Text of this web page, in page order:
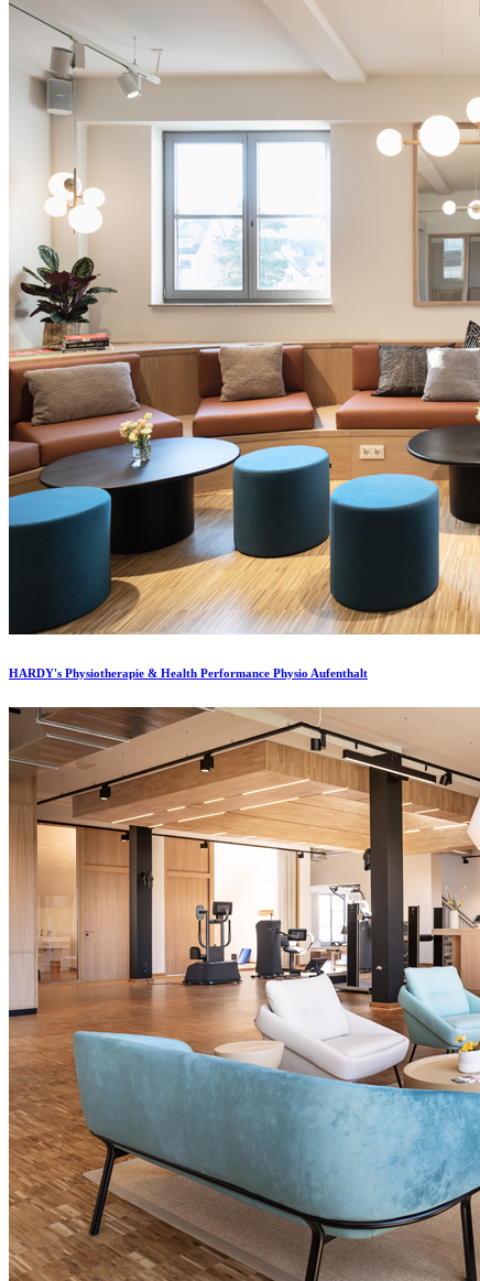
HARDY's Physiotherapie & Health Performance Physio Aufenthalt